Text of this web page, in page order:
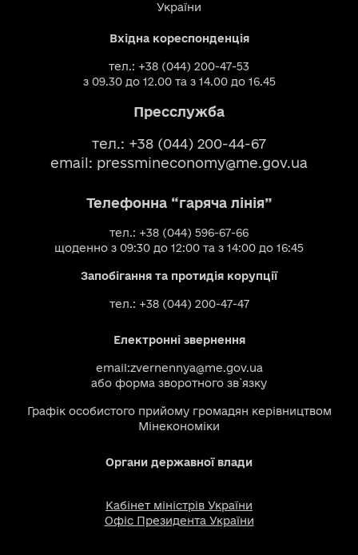
України
Вхідна кореспонденція
тел.: +38 (044) 200-47-53
з 09.30 до 12.00 та з 14.00 до 16.45
Пресслужба
тел.: +38 (044) 200-44-67
email: pressmineconomy@me.gov.ua
Телефонна “гаряча лінія”
тел.: +38 (044) 596-67-66
щоденно з 09:30 до 12:00 та з 14:00 до 16:45
Запобігання та протидія корупції
тел.: +38 (044) 200-47-47
Електронні звернення
email:zvernennya@me.gov.ua
або форма зворотного зв`язку
Графік особистого прийому громадян керівництвом
Мінекономіки
Органи державної влади
Кабінет міністрів України
Офіс Президента України